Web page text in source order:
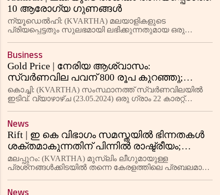
10 ആരോഗ്യ ഗുണങ്ങൾ
ന്യൂഡെൽഹി: (KVARTHA) മലയാളികളുടെ
പ്രിയപ്പെട്ടതും സുലഭമായി ലഭിക്കുന്നതുമായ ഒരു
നാരുകൾ എന്നിവ അടങ്ങിയിരിക്കുന്നു. ഇവ
Business
Gold Price | നേരിയ ആശ്വാസം:
സ്വര്‍ണവില പവന് 800 രൂപ കുറഞ്ഞു;
വെള്ളി നിരക്കിലും ഇടിവ്
കൊച്ചി: (KVARTHA) സംസ്ഥാനത്ത് സ്വര്‍ണവിലയില്‍
ഇടിവ്. വ്യാഴാഴ്ച (23.05.2024) ഒരു ഗ്രാം 22 കാരറ്റ്
രൂപയിലും
News
Rift | ഇ കെ വിഭാഗം സമസ്തയിൽ ഭിന്നതകൾ
ശക്തമാകുന്നതിന് പിന്നിൽ രാഷ്ട്രീയം;
തിരഞ്ഞെടുപ്പ് ഫലം പുറത്തുവന്നാൽ
രൂക്ഷമാകുമോ?
മലപ്പുറം: (KVARTHA) മുസ്ലിം ലീഗുമായുള്ള
പ്രശ്‌നങ്ങൾക്കിടയിൽ തന്നെ കേരളത്തിലെ പ്രബലമായ